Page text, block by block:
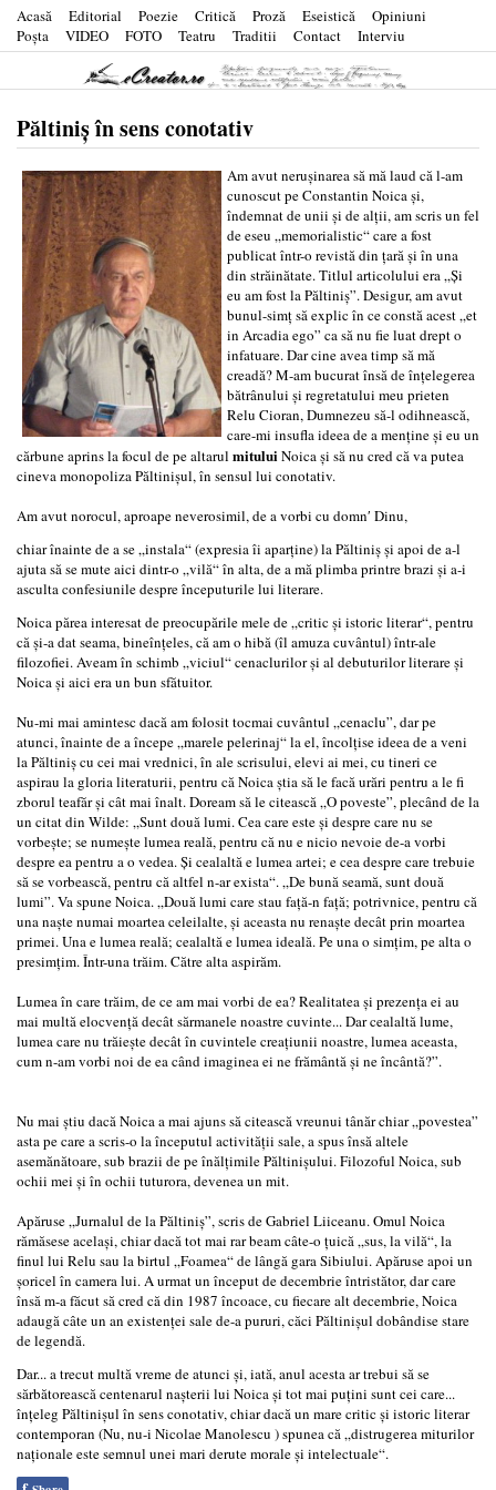
Acasă Editorial Poezie Critică Proză Eseistică
Opiniuni
Poşta
VIDEO FOTO Teatru Traditii Contact Interviu
Păltiniş în sens conotativ
Am avut neruşinarea să mă laud că l-am
cunoscut pe Constantin Noica şi,
îndemnat de unii şi de alţii, am scris un fel
de eseu „memorialistic“ care a fost
publicat într-o revistă din ţară şi în una
din străinătate. Titlul articolului era „Şi
eu am fost la Păltiniş”. Desigur, am avut
bunul-simţ să explic în ce constă acest „et
in Arcadia ego” ca să nu fie luat drept o
infatuare. Dar cine avea timp să mă
creadă? M-am bucurat însă de înţelegerea
bătrânului şi regretatului meu prieten
Relu Cioran, Dumnezeu să-l odihnească,
care-mi insufla ideea de a menţine şi eu un
cărbune aprins la focul de pe altarul mitului Noica şi să nu cred că va putea
cineva monopoliza Păltinişul, în sensul lui conotativ.
Am avut norocul, aproape neverosimil, de a vorbi cu domn′ Dinu,
chiar înainte de a se „instala“ (expresia îi aparţine) la Păltiniş şi apoi de a-l
ajuta să se mute aici dintr-o „vilă“ în alta, de a mă plimba printre brazi şi a-i
asculta confesiunile despre începuturile lui literare.
Noica părea interesat de preocupările mele de „critic şi istoric literar“, pentru
că şi-a dat seama, bineînţeles, că am o hibă (îl amuza cuvântul) într-ale
filozofiei. Aveam în schimb „viciul“ cenaclurilor şi al debuturilor literare şi
Noica şi aici era un bun sfătuitor.
Nu-mi mai amintesc dacă am folosit tocmai cuvântul „cenaclu”, dar pe
atunci, înainte de a începe „marele pelerinaj“ la el, încolţise ideea de a veni
la Păltiniş cu cei mai vrednici, în ale scrisului, elevi ai mei, cu tineri ce
aspirau la gloria literaturii, pentru că Noica ştia să le facă urări pentru a le fi
zborul teafăr şi cât mai înalt. Doream să le citească „O poveste”, plecând de la
un citat din Wilde: „Sunt două lumi. Cea care este şi despre care nu se
vorbeşte; se numeşte lumea reală, pentru că nu e nicio nevoie de-a vorbi
despre ea pentru a o vedea. Şi cealaltă e lumea artei; e cea despre care trebuie
să se vorbească, pentru că altfel n-ar exista“. „De bună seamă, sunt două
lumi”. Va spune Noica. „Două lumi care stau faţă-n faţă; potrivnice, pentru că
una naşte numai moartea celeilalte, şi aceasta nu renaşte decât prin moartea
primei. Una e lumea reală; cealaltă e lumea ideală. Pe una o simţim, pe alta o
presimţim. Într-una trăim. Către alta aspirăm.
Lumea în care trăim, de ce am mai vorbi de ea? Realitatea şi prezenţa ei au
mai multă elocvenţă decât sărmanele noastre cuvinte... Dar cealaltă lume,
lumea care nu trăieşte decât în cuvintele creaţiunii noastre, lumea aceasta,
cum n-am vorbi noi de ea când imaginea ei ne frământă şi ne încântă?”.
Nu mai ştiu dacă Noica a mai ajuns să citească vreunui tânăr chiar „povestea”
asta pe care a scris-o la începutul activităţii sale, a spus însă altele
asemănătoare, sub brazii de pe înălţimile Păltinişului. Filozoful Noica, sub
ochii mei şi în ochii tuturora, devenea un mit.
Apăruse „Jurnalul de la Păltiniş”, scris de Gabriel Liiceanu. Omul Noica
rămăsese acelaşi, chiar dacă tot mai rar beam câte-o ţuică „sus, la vilă“, la
finul lui Relu sau la birtul „Foamea“ de lângă gara Sibiului. Apăruse apoi un
şoricel în camera lui. A urmat un început de decembrie întristător, dar care
însă m-a făcut să cred că din 1987 încoace, cu fiecare alt decembrie, Noica
adaugă câte un an existenţei sale de-a pururi, căci Păltinişul dobândise stare
de legendă.
Dar... a trecut multă vreme de atunci şi, iată, anul acesta ar trebui să se
sărbătorească centenarul naşterii lui Noica şi tot mai puţini sunt cei care...
înţeleg Păltinişul în sens conotativ, chiar dacă un mare critic şi istoric literar
contemporan (Nu, nu-i Nicolae Manolescu ) spunea că „distrugerea miturilor
naţionale este semnul unei mari derute morale şi intelectuale“.